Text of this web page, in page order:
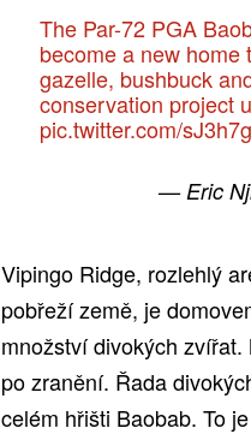
The Par-72 PGA
become a new home
gazelle, bushbuck
conservation project
pic.twitter.com/
— Eric
Vipingo Ridge, rozlehlý
pobřeží země, je
množství divokých
po zranění. Řada
celém hřišti Baobab. To